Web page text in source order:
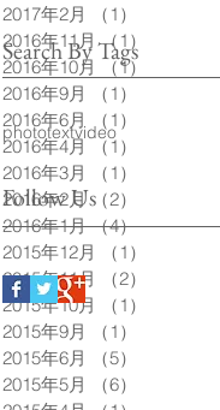
Follow Us
phototextvideo
Search By Tags
2017年2月
（1）
2016年11月 （1）
2016年10月 （1）
2016年9月
（1）
2016年6月
（1）
2016年4月 （1）
2016年3月
（1）
2016年2月 （2）
2016年1月 （4）4件の記事
2015年12月
（1）
2015年11月
（2）
2015年10月
（1）
2015年9月
（1）
2015年6月
（5）
2015年5月
（6）